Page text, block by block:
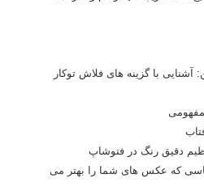
با گزینه های فلاش توکار
که عکس های شما را بهتر می